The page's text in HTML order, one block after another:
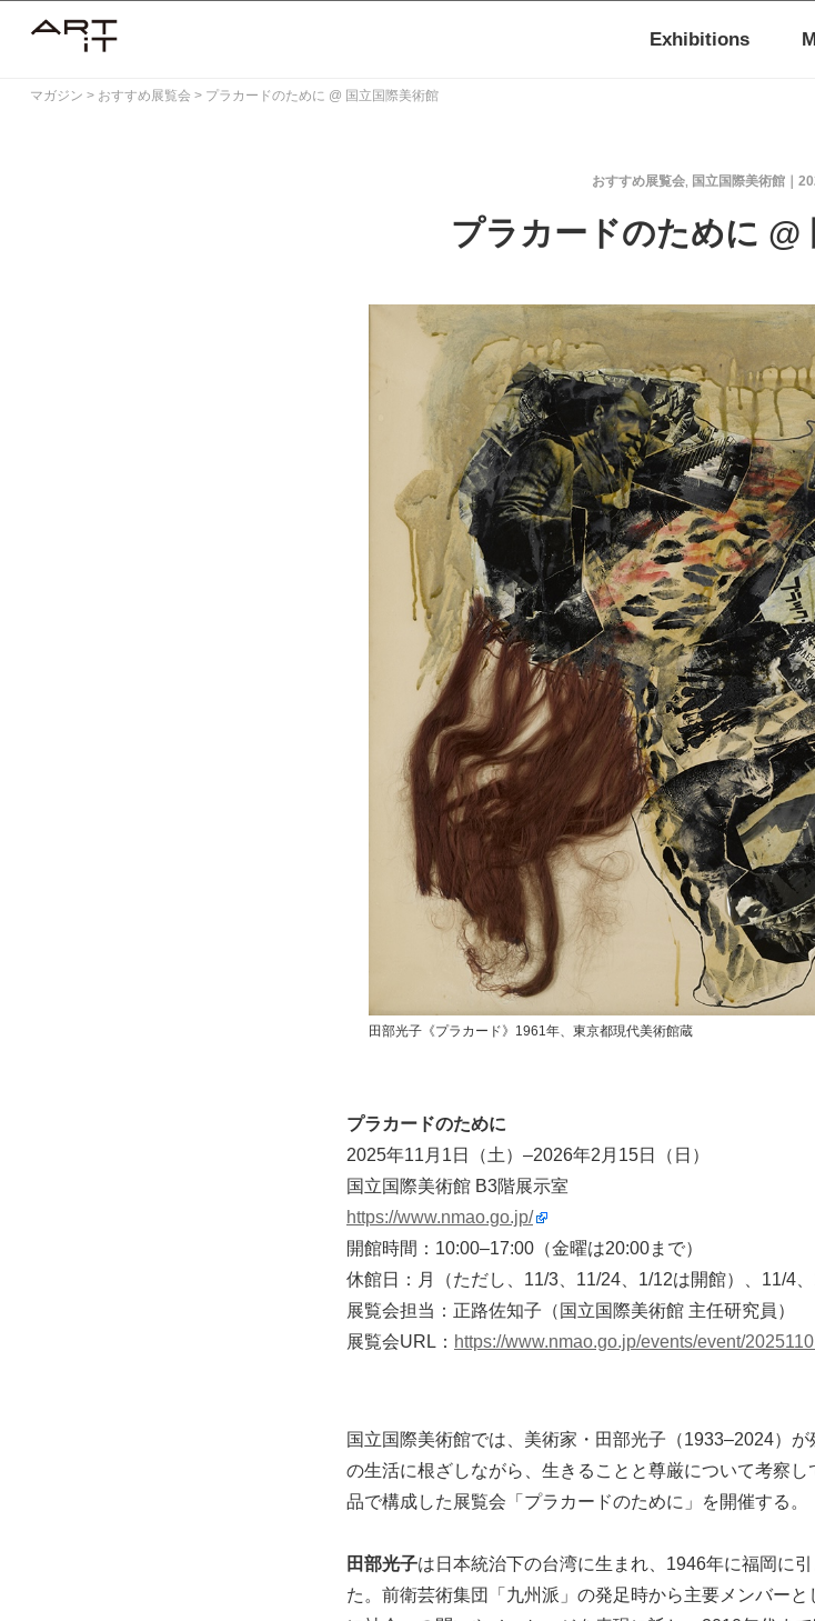
Exhibitions
マガジン > おすすめ展覧会 > プラカードのために @ 国立国際美術館
おすすめ展覧会 国立国際美術館
プラカードのために @
田部光子《プラカード》1961年、東京都現代美術館蔵
プラカードのために
2025年11月1日（土）–2026年2月15日（日）
国立国際美術館 B3階展示室
https://www.nmao.go.jp/
開館時間：10:00–17:00（金曜は20:00まで）
休館日：月（ただし、11/3、11/24、1/12は開館）、11/4
展覧会担当：正路佐知子（国立国際美術館 主任研究員）
展覧会URL： https://www.nmao.go.jp/events/event/
国立国際美術館では、美術家・田部光子（1933–2024）
の生活に根ざしながら、生きることと尊厳について考察
品で構成した展覧会「プラカードのために」を開催する。
田部光子は日本統治下の台湾に生まれ、1946年に福岡に
た。前衛芸術集団「九州派」の発足時から主要メンバー